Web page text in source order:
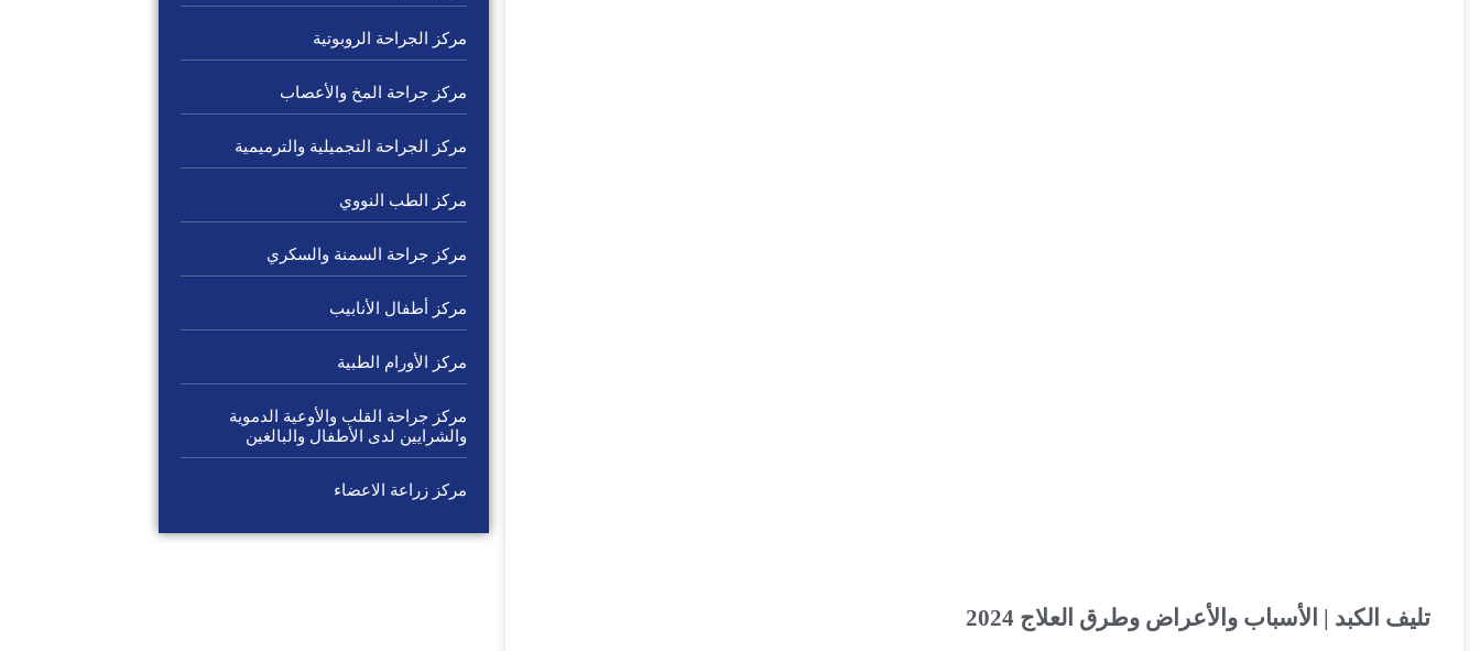
تليف الكبد | الأسباب والأعراض وطرق العلاج 2024
مركز الجراحة الروبوتية
مركز جراحة المخ والأعصاب
مركز الجراحة التجميلية والترميمية
مركز الطب النووي
مركز جراحة السمنة والسكري
مركز أطفال الأنابيب
مركز الأورام الطبية
مركز جراحة القلب والأوعية الدموية
والشرايين لدى الأطفال والبالغين
مركز زراعة الاعضاء